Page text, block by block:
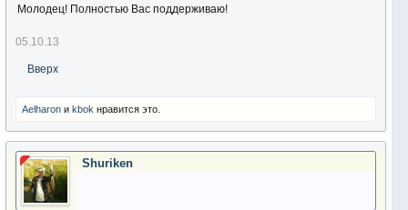
Молодец! Полностью Вас поддерживаю!
05.10.13
Вверх
Aelharon и kbok нравится это.
Shuriken